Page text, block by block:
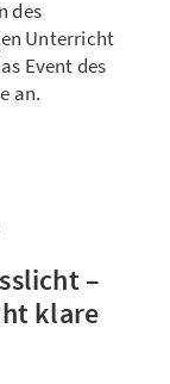
des
Unterricht
Event des
an.
–
klare